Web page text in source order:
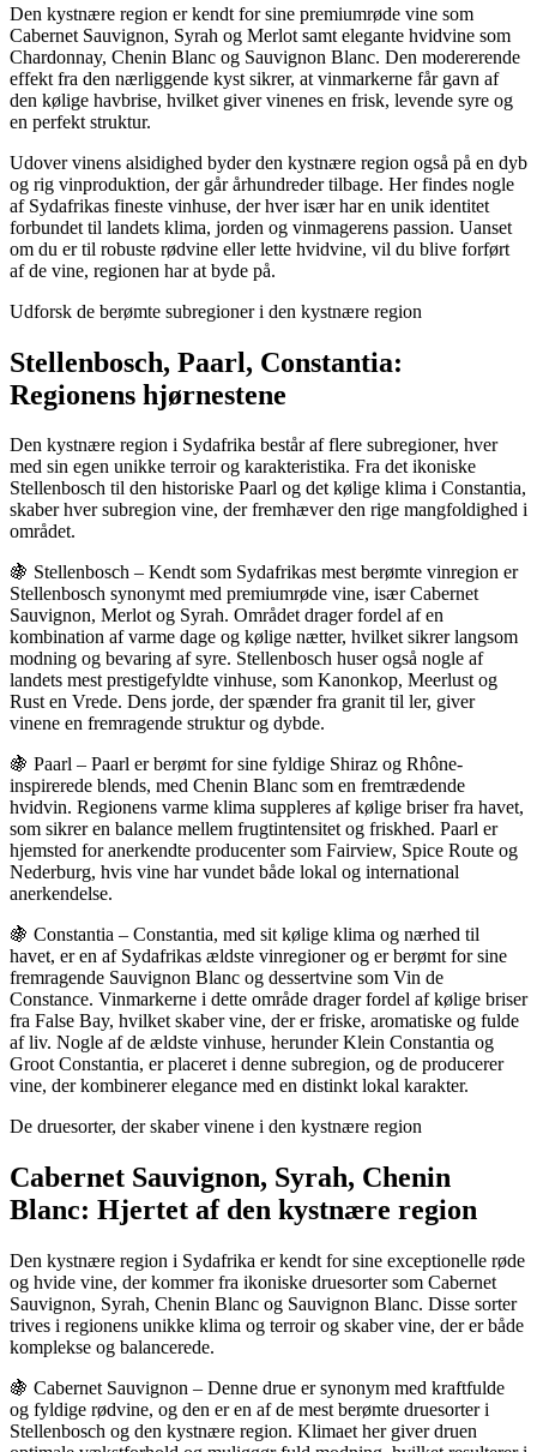
Den kystnære region er kendt for sine premiumrøde vine som
Cabernet Sauvignon, Syrah og Merlot samt elegante hvidvine som
Chardonnay, Chenin Blanc og Sauvignon Blanc. Den modererende
effekt fra den nærliggende kyst sikrer, at vinmarkerne får gavn af
den kølige havbrise, hvilket giver vinenes en frisk, levende syre og
en perfekt struktur.
Udover vinens alsidighed byder den kystnære region også på en dyb
og rig vinproduktion, der går århundreder tilbage. Her findes nogle
af Sydafrikas fineste vinhuse, der hver især har en unik identitet
forbundet til landets klima, jorden og vinmagerens passion. Uanset
om du er til robuste rødvine eller lette hvidvine, vil du blive forført
af de vine, regionen har at byde på.
Udforsk de berømte subregioner i den kystnære region
Stellenbosch, Paarl, Constantia:
Regionens hjørnestene
Den kystnære region i Sydafrika består af flere subregioner, hver
med sin egen unikke terroir og karakteristika. Fra det ikoniske
Stellenbosch til den historiske Paarl og det kølige klima i Constantia,
skaber hver subregion vine, der fremhæver den rige mangfoldighed i
området.
🍇 Stellenbosch – Kendt som Sydafrikas mest berømte vinregion er
Stellenbosch synonymt med premiumrøde vine, især Cabernet
Sauvignon, Merlot og Syrah. Området drager fordel af en
kombination af varme dage og kølige nætter, hvilket sikrer langsom
modning og bevaring af syre. Stellenbosch huser også nogle af
landets mest prestigefyldte vinhuse, som Kanonkop, Meerlust og
Rust en Vrede. Dens jorde, der spænder fra granit til ler, giver
vinene en fremragende struktur og dybde.
🍇 Paarl – Paarl er berømt for sine fyldige Shiraz og Rhône-
inspirerede blends, med Chenin Blanc som en fremtrædende
hvidvin. Regionens varme klima suppleres af kølige briser fra havet,
som sikrer en balance mellem frugtintensitet og friskhed. Paarl er
hjemsted for anerkendte producenter som Fairview, Spice Route og
Nederburg, hvis vine har vundet både lokal og international
anerkendelse.
🍇 Constantia – Constantia, med sit kølige klima og nærhed til
havet, er en af Sydafrikas ældste vinregioner og er berømt for sine
fremragende Sauvignon Blanc og dessertvine som Vin de
Constance. Vinmarkerne i dette område drager fordel af kølige briser
fra False Bay, hvilket skaber vine, der er friske, aromatiske og fulde
af liv. Nogle af de ældste vinhuse, herunder Klein Constantia og
Groot Constantia, er placeret i denne subregion, og de producerer
vine, der kombinerer elegance med en distinkt lokal karakter.
De druesorter, der skaber vinene i den kystnære region
Cabernet Sauvignon, Syrah, Chenin
Blanc: Hjertet af den kystnære region
Den kystnære region i Sydafrika er kendt for sine exceptionelle røde
og hvide vine, der kommer fra ikoniske druesorter som Cabernet
Sauvignon, Syrah, Chenin Blanc og Sauvignon Blanc. Disse sorter
trives i regionens unikke klima og terroir og skaber vine, der er både
komplekse og balancerede.
🍇 Cabernet Sauvignon – Denne drue er synonym med kraftfulde
og fyldige rødvine, og den er en af de mest berømte druesorter i
Stellenbosch og den kystnære region. Klimaet her giver druen